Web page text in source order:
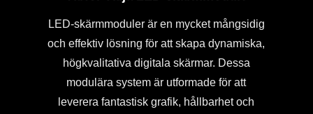
LED-skärmmoduler är en mycket mångsidig
och effektiv lösning för att skapa dynamiska,
högkvalitativa digitala skärmar. Dessa
modulära system är utformade för att
leverera fantastisk grafik, hållbarhet och